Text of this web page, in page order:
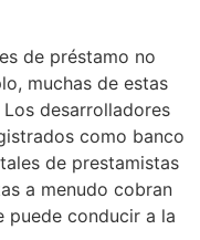
de préstamo no
muchas de estas
desarrolladores
como banco
de prestamistas
a menudo cobran
puede conducir a la